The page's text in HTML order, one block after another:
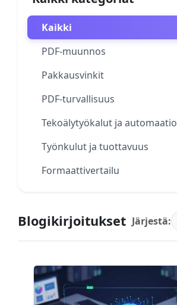
Kaikki
PDF-muunnos
Pakkausvinkit
PDF-turvallisuus
Tekoälytyökalut ja automaatio
Työnkulut ja tuottavuus
Formaattivertailu
Blogikirjoitukset Järjestä: